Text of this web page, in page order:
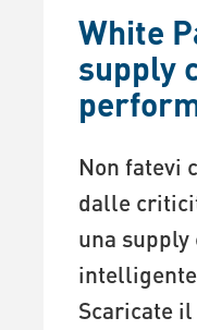
White
supply
Non fatevi
dalle
una supply
Scaricate